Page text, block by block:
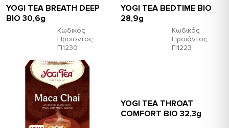
Κωδικός
Προϊόντος:
ΓΙ1230
YOGI TEA BREATH DEEP
ΒΙΟ 30,6g
Κωδικός
Προϊόντος:
ΓΙ1223
YOGI TEA BEDTIME ΒΙΟ
28,9g
YOGI TEA THROAT
COMFORT ΒΙΟ 32,3g